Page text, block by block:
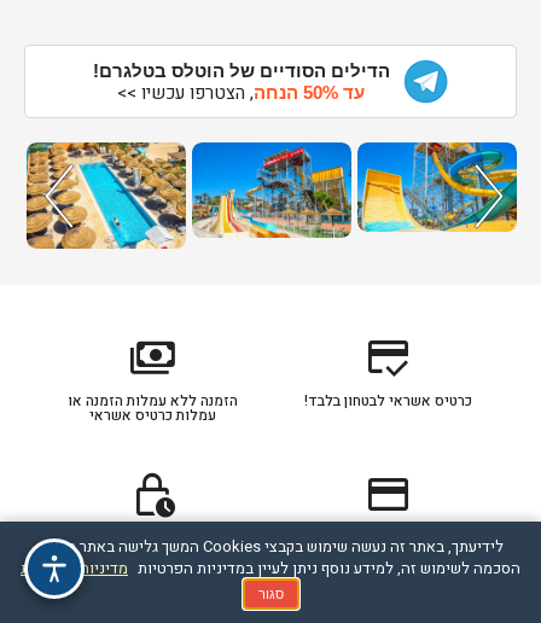
הדילים הסודיים של הוטלס בטלגרם!
עד 50% הנחה
, הצטרפו עכשיו >>
credit_score
כרטיס אשראי לבטחון בלבד!
payments
הזמנה ללא עמלות הזמנה או
עמלות כרטיס אשראי
credit_card
כרטיס אשראי מסוג דיירקט
מחוייב לפי הסכם תנאי חברת
האשראי עם הלקוח
lock_clock
תהליך ההזמנה מאובטח
לידיעתך, באתר זה נעשה שימוש בקבצי Cookies המשך גלישה באתר מהווה
הסכמה לשימוש זה, למידע נוסף ניתן לעיין במדיניות הפרטיות מדיניות הפרטיות
סגור